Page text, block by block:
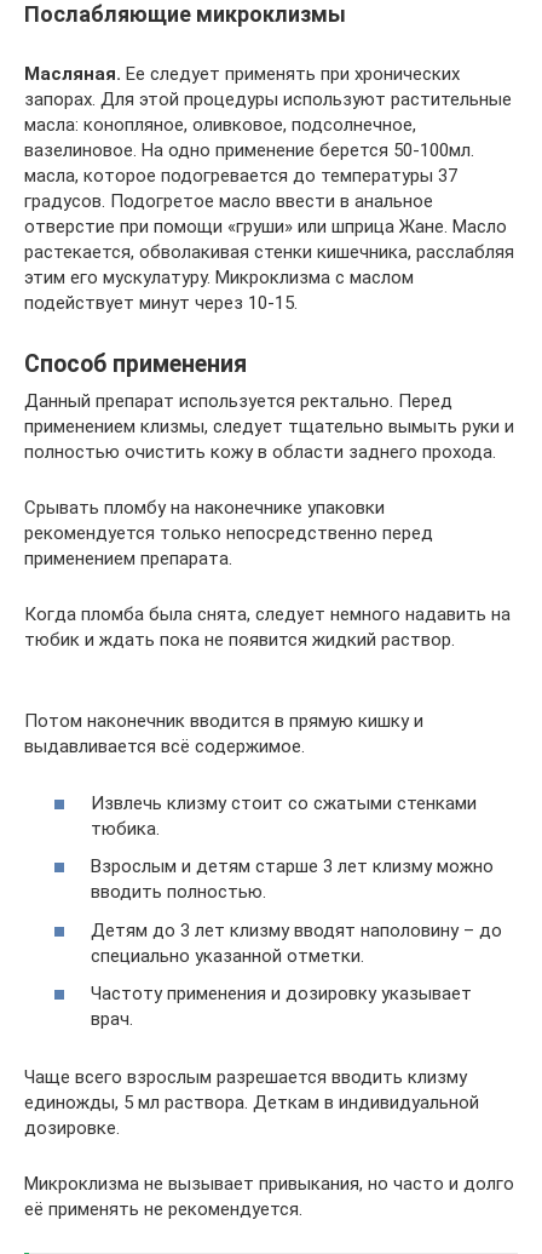
Послабляющие микроклизмы
Масляная. Ее следует применять при хронических
запорах. Для этой процедуры используют растительные
масла: конопляное, оливковое, подсолнечное,
вазелиновое. На одно применение берется 50-100мл.
масла, которое подогревается до температуры 37
градусов. Подогретое масло ввести в анальное
отверстие при помощи «груши» или шприца Жане. Масло
растекается, обволакивая стенки кишечника, расслабляя
этим его мускулатуру. Микроклизма с маслом
подействует минут через 10-15.
Способ применения
Данный препарат используется ректально. Перед
применением клизмы, следует тщательно вымыть руки и
полностью очистить кожу в области заднего прохода.
Срывать пломбу на наконечнике упаковки
рекомендуется только непосредственно перед
применением препарата.
Когда пломба была снята, следует немного надавить на
тюбик и ждать пока не появится жидкий раствор.
Потом наконечник вводится в прямую кишку и
выдавливается всё содержимое.
Извлечь клизму стоит со сжатыми стенками
тюбика.
Взрослым и детям старше 3 лет клизму можно
вводить полностью.
Детям до 3 лет клизму вводят наполовину – до
специально указанной отметки.
Частоту применения и дозировку указывает
врач.
Чаще всего взрослым разрешается вводить клизму
единожды, 5 мл раствора. Деткам в индивидуальной
дозировке.
Микроклизма не вызывает привыкания, но часто и долго
её применять не рекомендуется.